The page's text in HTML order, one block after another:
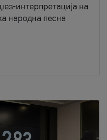
интерпретација на
народна песна